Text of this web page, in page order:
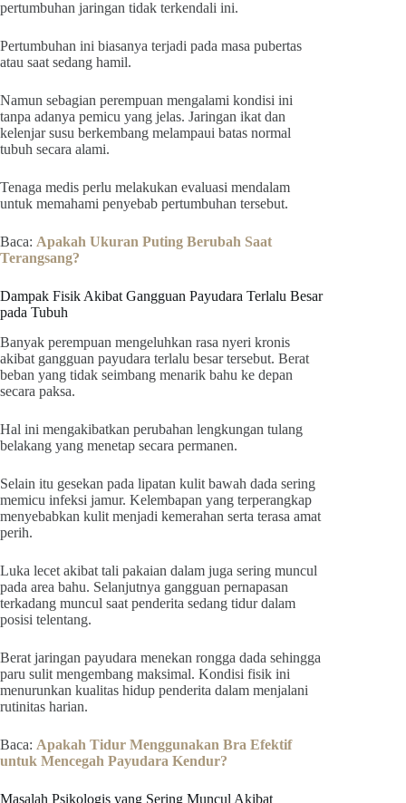
pertumbuhan jaringan tidak terkendali ini.
Pertumbuhan ini biasanya terjadi pada masa pubertas
atau saat sedang hamil.
Namun sebagian perempuan mengalami kondisi ini
tanpa adanya pemicu yang jelas. Jaringan ikat dan
kelenjar susu berkembang melampaui batas normal
tubuh secara alami.
Tenaga medis perlu melakukan evaluasi mendalam
untuk memahami penyebab pertumbuhan tersebut.
Baca: Apakah Ukuran Puting Berubah Saat
Terangsang?
Dampak Fisik Akibat Gangguan Payudara Terlalu Besar
pada Tubuh
Banyak perempuan mengeluhkan rasa nyeri kronis
akibat gangguan payudara terlalu besar tersebut. Berat
beban yang tidak seimbang menarik bahu ke depan
secara paksa.
Hal ini mengakibatkan perubahan lengkungan tulang
belakang yang menetap secara permanen.
Selain itu gesekan pada lipatan kulit bawah dada sering
memicu infeksi jamur. Kelembapan yang terperangkap
menyebabkan kulit menjadi kemerahan serta terasa amat
perih.
Luka lecet akibat tali pakaian dalam juga sering muncul
pada area bahu. Selanjutnya gangguan pernapasan
terkadang muncul saat penderita sedang tidur dalam
posisi telentang.
Berat jaringan payudara menekan rongga dada sehingga
paru sulit mengembang maksimal. Kondisi fisik ini
menurunkan kualitas hidup penderita dalam menjalani
rutinitas harian.
Baca: Apakah Tidur Menggunakan Bra Efektif
untuk Mencegah Payudara Kendur?
Masalah Psikologis yang Sering Muncul Akibat